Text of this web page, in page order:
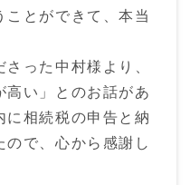
ことができて、本当
った中村様より、
高い」とのお話があ
に相続税の申告と納
で、心から感謝し